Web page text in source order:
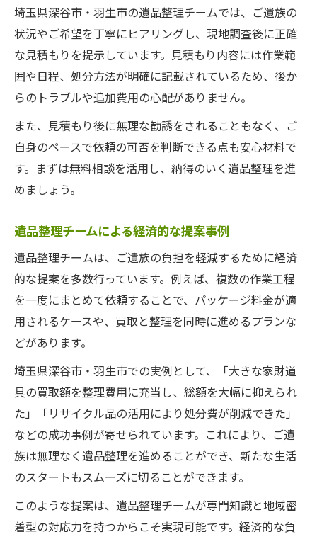
埼玉県深谷市・羽生市の遺品整理チームでは、ご遺族の
状況やご希望を丁寧にヒアリングし、現地調査後に正確
な見積もりを提示しています。見積もり内容には作業範
囲や日程、処分方法が明確に記載されているため、後か
らのトラブルや追加費用の心配がありません。
また、見積もり後に無理な勧誘をされることもなく、ご
自身のペースで依頼の可否を判断できる点も安心材料で
す。まずは無料相談を活用し、納得のいく遺品整理を進
めましょう。
遺品整理チームによる経済的な提案事例
遺品整理チームは、ご遺族の負担を軽減するために経済
的な提案を多数行っています。例えば、複数の作業工程
を一度にまとめて依頼することで、パッケージ料金が適
用されるケースや、買取と整理を同時に進めるプランな
どがあります。
埼玉県深谷市・羽生市での実例として、「大きな家財道
具の買取額を整理費用に充当し、総額を大幅に抑えられ
た」「リサイクル品の活用により処分費が削減できた」
などの成功事例が寄せられています。これにより、ご遺
族は無理なく遺品整理を進めることができ、新たな生活
のスタートもスムーズに切ることができます。
このような提案は、遺品整理チームが専門知識と地域密
着型の対応力を持つからこそ実現可能です。経済的な負